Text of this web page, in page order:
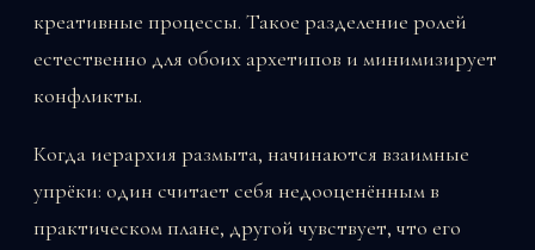
креативные процессы. Такое разделение ролей
естественно для обоих архетипов и минимизирует
конфликты.
Когда иерархия размыта, начинаются взаимные
упрёки: один считает себя недооценённым в
практическом плане, другой чувствует, что его